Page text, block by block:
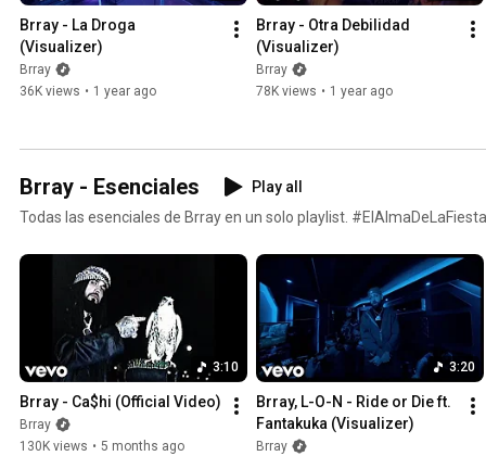
Brray - La Droga
(Visualizer)
Brray
36K views • 1 year ago
Brray - Otra Debilidad
(Visualizer)
Brray
78K views • 1 year ago
Brray - Esenciales
Play all
Todas las esenciales de Brray en un solo playlist.
3:10
Brray - Ca$hi (Official Video)
Brray
130K views • 5 months ago
3:20
Brray, L-O-N - Ride or Die ft.
Fantakuka (Visualizer)
Brray